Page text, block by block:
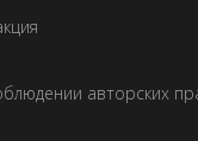
авторских